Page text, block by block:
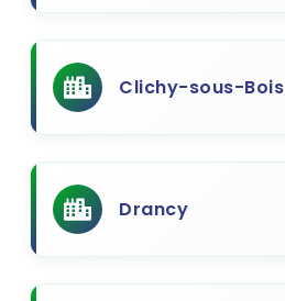
Clichy-sous-Bois
Drancy